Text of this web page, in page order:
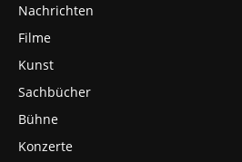
Nachrichten
Filme
Kunst
Sachbücher
Bühne
Konzerte